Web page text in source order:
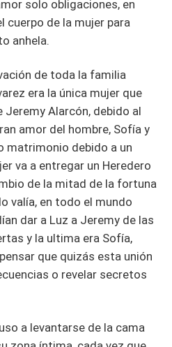
solo obligaciones, en
cuerpo de la mujer para
anhela.
de toda la familia
era la única mujer que
Jeremy Alarcón, debido al
amor del hombre, Sofía y
matrimonio debido a un
va a entregar un Heredero
de la mitad de la fortuna
valía, en todo el mundo
dar a Luz a Jeremy de las
y la ultima era Sofía,
que quizás esta unión
o revelar secretos
a levantarse de la cama